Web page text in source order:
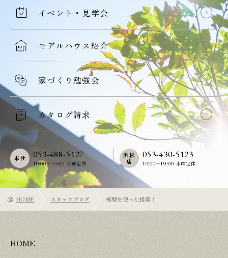
イベント・見学会
モデルハウス紹介
家づくり勉強会
カタログ請求
053-488-5127
10:00〜19:00 水曜定休
本社 053-430-5123
10:00〜19:00 水曜定休
浜松
店
HOME スタッフブログ 模型を使った提案！
HOME